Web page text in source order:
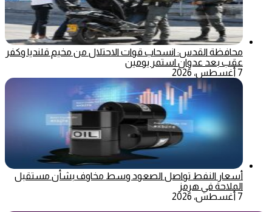
محافظة القدس: انسحاب قوات الاحتلال من مخيم قلنديا وكفر
عقب بعد عدوان استمر يومين
7 أغسطس، 2026
أسعار النفط تواصل الصعود وسط مخاوف بشأن مستقبل
الملاحة في هرمز
7 أغسطس، 2026